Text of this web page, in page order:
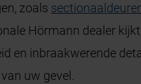
zoals
Hörmann dealer
en inbraakwerende
uw gevel.